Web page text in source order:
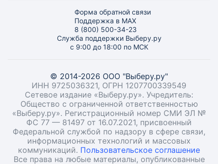
Форма обратной связи
Поддержка в MAX
8 (800) 500-34-23
Служба поддержки Выберу.ру
с 9:00 до 18:00 по МСК
© 2014-2026 ООО "Выберу.ру"
ИНН 9725036321, ОГРН 1207700339549
Сетевое издание «Выберу.ру». Учредитель:
Общество с ограниченной ответственностью
«Выберу.ру». Регистрационный номер СМИ ЭЛ №
ФС 77 — 81497 от 16.07.2021, присвоенный
Федеральной службой по надзору в сфере связи,
информационных технологий и массовых
коммуникаций. Пользовательское соглашение
Все права на любые материалы, опубликованные